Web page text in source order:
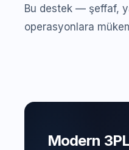
Bu destek — şeffaf,
operasyonlara
Modern